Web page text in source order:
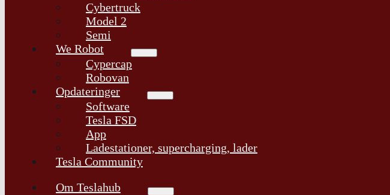
Cybertruck
Model 2
Semi
We Robot
Cypercap
Robovan
Opdateringer
Software
Tesla FSD
App
Ladestationer, supercharging, lader
Tesla Community
Om Teslahub